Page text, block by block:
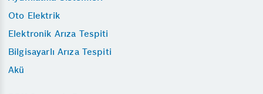
Oto Elektrik
Elektronik Arıza Tespiti
Bilgisayarlı Arıza Tespiti
Akü